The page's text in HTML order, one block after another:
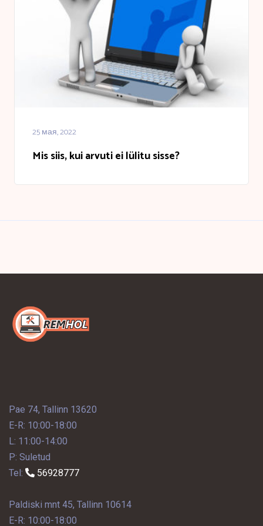
25 мая, 2022
Mis siis, kui arvuti ei lülitu sisse?
Pae 74, Tallinn 13620
E-R: 10:00-18:00
L: 11:00-14:00
P: Suletud
Tel:
56928777
Paldiski mnt 45, Tallinn 10614
E-R: 10:00-18:00